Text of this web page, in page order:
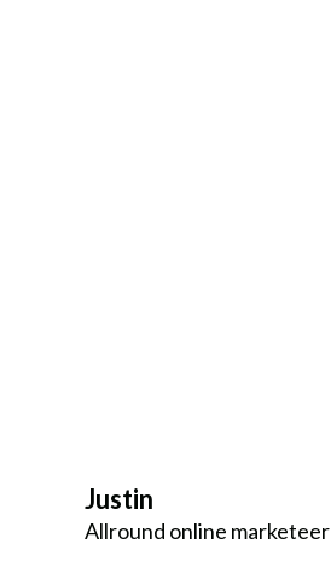
Justin
Allround online marketeer